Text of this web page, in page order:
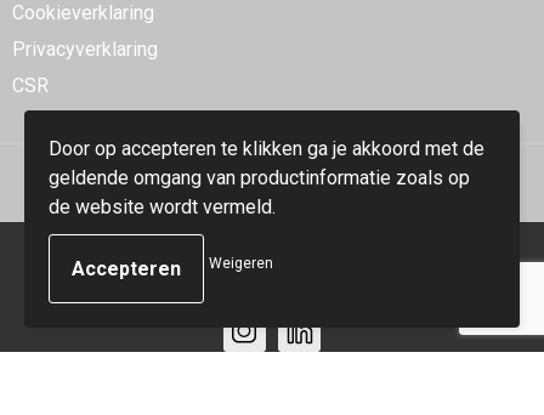
Cookieverklaring
Privacyverklaring
CSR
© Copyright Smidt-Imex 2023
Door op accepteren te klikken ga je akkoord met de
geldende omgang van productinformatie zoals op
de website wordt vermeld.
Weigeren